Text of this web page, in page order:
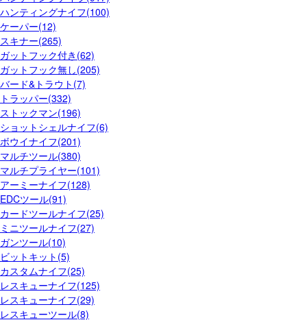
ハンティングナイフ(100)
ケーパー(12)
スキナー(265)
ガットフック付き(62)
ガットフック無し(205)
バード&トラウト(7)
トラッパー(332)
ストックマン(196)
ショットシェルナイフ(6)
ボウイナイフ(201)
マルチツール(380)
マルチプライヤー(101)
アーミーナイフ(128)
EDCツール(91)
カードツールナイフ(25)
ミニツールナイフ(27)
ガンツール(10)
ビットキット(5)
カスタムナイフ(25)
レスキューナイフ(125)
レスキューナイフ(29)
レスキューツール(8)